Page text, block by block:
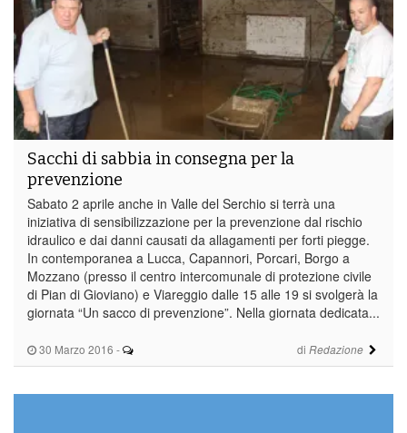
30 Marzo 2016 - di Redazione
Sacchi di sabbia in consegna per la
prevenzione
Sabato 2 aprile anche in Valle del Serchio si terrà una
iniziativa di sensibilizzazione per la prevenzione dal rischio
idraulico e dai danni causati da allagamenti per forti piegge.
In contemporanea a Lucca, Capannori, Porcari, Borgo a
Mozzano (presso il centro intercomunale di protezione civile
di Pian di Gioviano) e Viareggio dalle 15 alle 19 si svolgerà la
giornata “Un sacco di prevenzione”. Nella giornata dedicata...